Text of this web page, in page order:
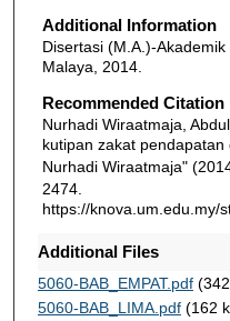
Additional Information
Disertasi (M.A.)-
Malaya, 2014.
Recommended Citation
Nurhadi Wiraatmaja,
kutipan zakat
Nurhadi Wiraatmaja"
2474.
https://knova.um.edu.my/
Additional Files
5060-BAB_EMPAT.pdf
5060-BAB_LIMA.pdf(162